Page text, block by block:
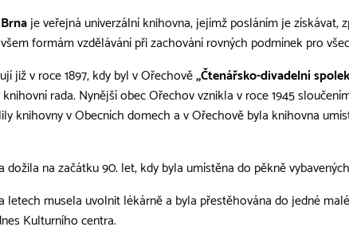
je veřejná univerzální knihovna, jejímž posláním je
formám vzdělávání při zachování rovných podmínek pro
již v roce 1897, kdy byl v Ořechově„Čtenářsko-divadelní
rada. Nynější obec Ořechov vznikla v roce 1945
knihovny v Obecních domech a v Ořechově byla knihovna
na začátku 90. let, kdy byla umístěna do pěkně
musela uvolnit lékárně a byla přestěhována do jedné
Kulturního centra.